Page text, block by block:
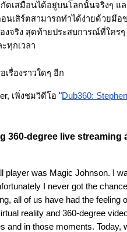
ดเสมือนได้อยู่บนโลกนั้นจริงๆ แ
เสิร์ตสามารถทำได้ง่ายด้วยมือ
จริง สุดท้ายประสบการณ์ที่ใคร
ทุกเวลา
รื่องราวใดๆ อีก
เพิ่งชมวิดีโอ "Dub360:
360-degree live streaming
was Magic Johnson. I
I never got the
all of us have had the feeling
reality and 360-degree
and in those moments. Today,